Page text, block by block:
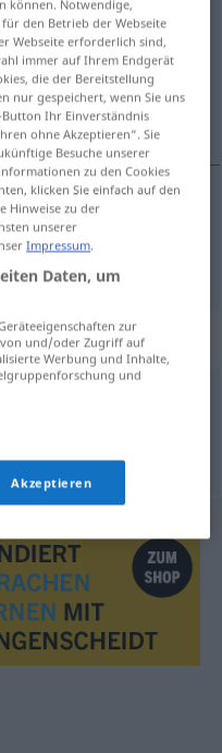
antippen)
können. Notwendige,
den Betrieb der Webseite
Webseite erforderlich sind,
immer auf Ihrem Endgerät
die der Bereitstellung
nur gespeichert, wenn Sie uns
Ihr Einverständnis
ohne Akzeptieren“. Sie
Besuche unserer
zu den Cookies
klicken Sie einfach auf den
Hinweise zu der
unserer
Impressum.
Daten, um
zur
und/oder Zugriff auf
Werbung und Inhalte,
und
Akzeptieren